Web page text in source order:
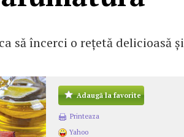
să încerci o reţetă delicioasă şi
Adaugă la favorite
Printeaza
Yahoo